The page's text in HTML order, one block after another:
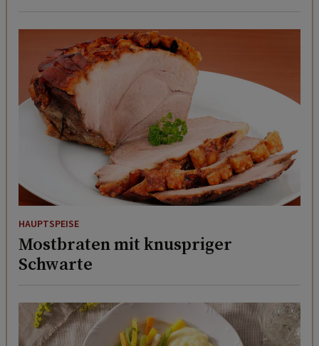
HAUPTSPEISE
Mostbraten mit knuspriger
Schwarte